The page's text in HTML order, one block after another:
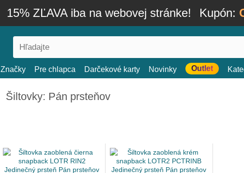
15% ZĽAVA iba na webovej stránke! Kupón:
Značky Pre chlapca Darčekové karty Novinky Outlet
Šiltovky: Pán prsteňov